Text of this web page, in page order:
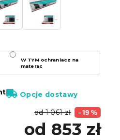
od 1 061 zł –19 %
od 853 zł
W TYM ochraniacz na
materac
Opcje dostawy